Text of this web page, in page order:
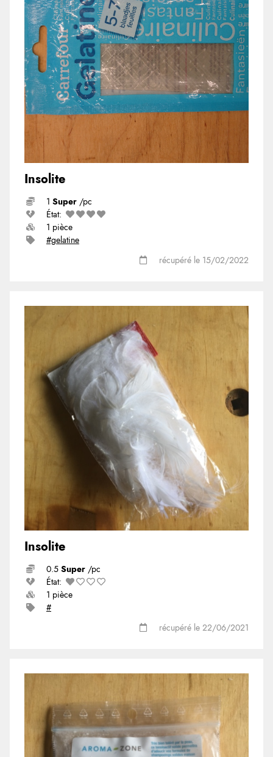
Insolite
1 Super /pc
État:
1 pièce
#gelatine
récupéré le 15/02/2022
Insolite
0.5 Super /pc
État:
1 pièce
#
récupéré le 22/06/2021